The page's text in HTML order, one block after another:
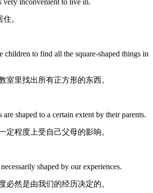
very inconvenient to live in.
。
children to find all the square-shaped things in
室里找出所有正方形的东西。
shaped to a certain extent by their parents.
定程度上受自己父母的影响。
shaped by our experiences.
必然是由我们的经历决定的。